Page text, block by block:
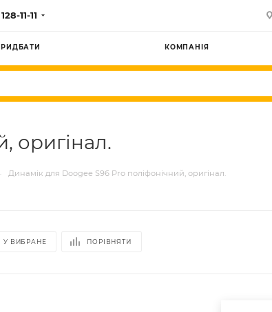
11-11
КОМПАНІЯ
оригінал.
Динамік для Doogee S96 Pro поліфонічний, оригінал.
У ВИБРАНЕ ПОРІВНЯТИ